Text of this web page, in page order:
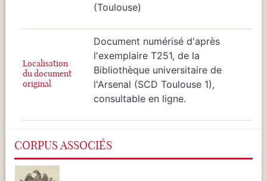
(Toulouse)
Localisation
du document
original
Document numérisé d'après
l'exemplaire T251, de la
Bibliothèque universitaire de
l'Arsenal (SCD Toulouse 1),
consultable en ligne.
CORPUS ASSOCIÉS